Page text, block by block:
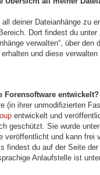
deiner Dateianhänge zu
Dort findest du unter
verwalten“, über den
erhalten und diese verwalten
Forensoftware entwickelt?
(in ihrer unmodifizierten
entwickelt und
geschützt. Sie wurde
veröffentlicht und kann frei
findest du auf der Seite der
Anlaufstelle ist